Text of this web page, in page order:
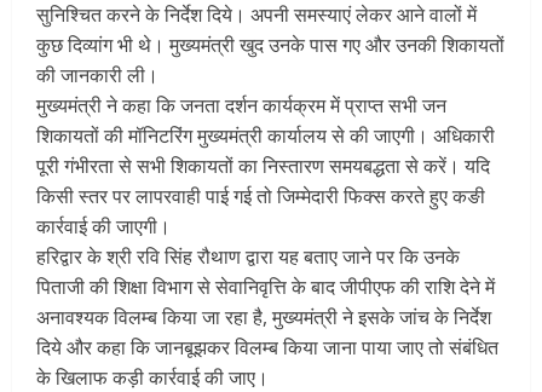
सुनिश्चित करने के निर्देश दिये। अपनी समस्याएं लेकर आने वालों में
कुछ दिव्यांग भी थे। मुख्यमंत्री खुद उनके पास गए और उनकी शिकायतों
की जानकारी ली।
मुख्यमंत्री ने कहा कि जनता दर्शन कार्यक्रम में प्राप्त सभी जन
शिकायतों की मॉनिटरिंग मुख्यमंत्री कार्यालय से की जाएगी। अधिकारी
पूरी गंभीरता से सभी शिकायतों का निस्तारण समयबद्धता से करें। यदि
किसी स्तर पर लापरवाही पाई गई तो जिम्मेदारी फिक्स करते हुए कङी
कार्रवाई की जाएगी।
हरिद्वार के श्री रवि सिंह रौथाण द्वारा यह बताए जाने पर कि उनके
पिताजी की शिक्षा विभाग से सेवानिवृत्ति के बाद जीपीएफ की राशि देने में
अनावश्यक विलम्ब किया जा रहा है, मुख्यमंत्री ने इसके जांच के निर्देश
दिये और कहा कि जानबूझकर विलम्ब किया जाना पाया जाए तो संबंधित
के खिलाफ कड़ी कार्रवाई की जाए।